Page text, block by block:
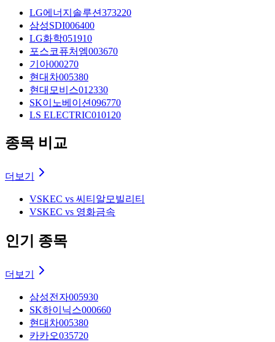
LG에너지솔루션373220
삼성SDI006400
LG화학051910
포스코퓨처엠003670
기아000270
현대차005380
현대모비스012330
SK이노베이션096770
LS ELECTRIC010120
종목 비교
더보기
VSKEC vs 씨티알모빌리티
VSKEC vs 영화금속
인기 종목
더보기
삼성전자005930
SK하이닉스000660
현대차005380
카카오035720